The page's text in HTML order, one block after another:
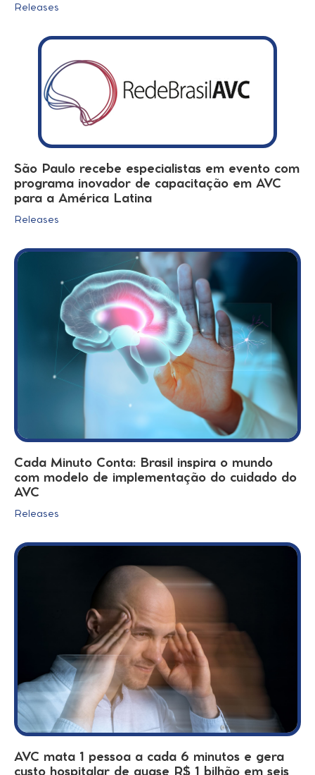
Releases
São Paulo recebe especialistas em evento com
programa inovador de capacitação em AVC
para a América Latina
Releases
Cada Minuto Conta: Brasil inspira o mundo
com modelo de implementação do cuidado do
AVC
Releases
AVC mata 1 pessoa a cada 6 minutos e gera
custo hospitalar de quase R$ 1 bilhão em seis